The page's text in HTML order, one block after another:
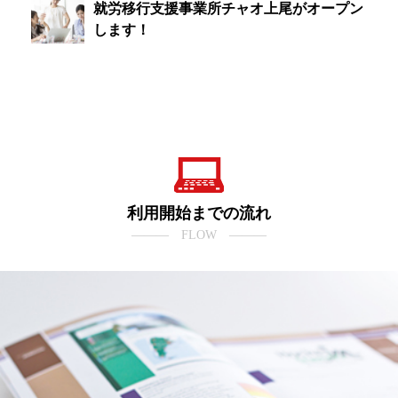
就労移行支援事業所チャオ上尾がオープン
します！
利用開始までの流れ
――― FLOW ―――